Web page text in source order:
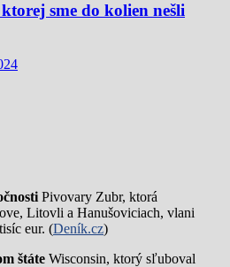
sme do kolien nešli
Pivovary Zubr, ktorá
Litovli a Hanušoviciach, vlani
eur. (Deník.cz)
štáte Wisconsin, ktorý sľuboval